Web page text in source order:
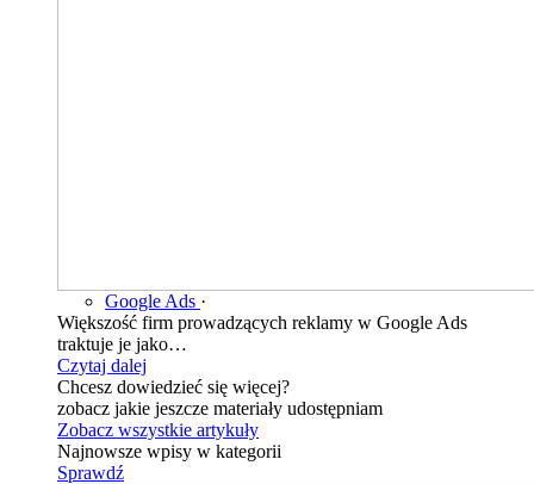
Google Ads ·
Większość firm prowadzących reklamy w Google Ads
traktuje je jako…
Czytaj dalej
Chcesz dowiedzieć się więcej?
zobacz jakie jeszcze materiały udostępniam
Zobacz wszystkie artykuły
Najnowsze wpisy w kategorii
Sprawdź